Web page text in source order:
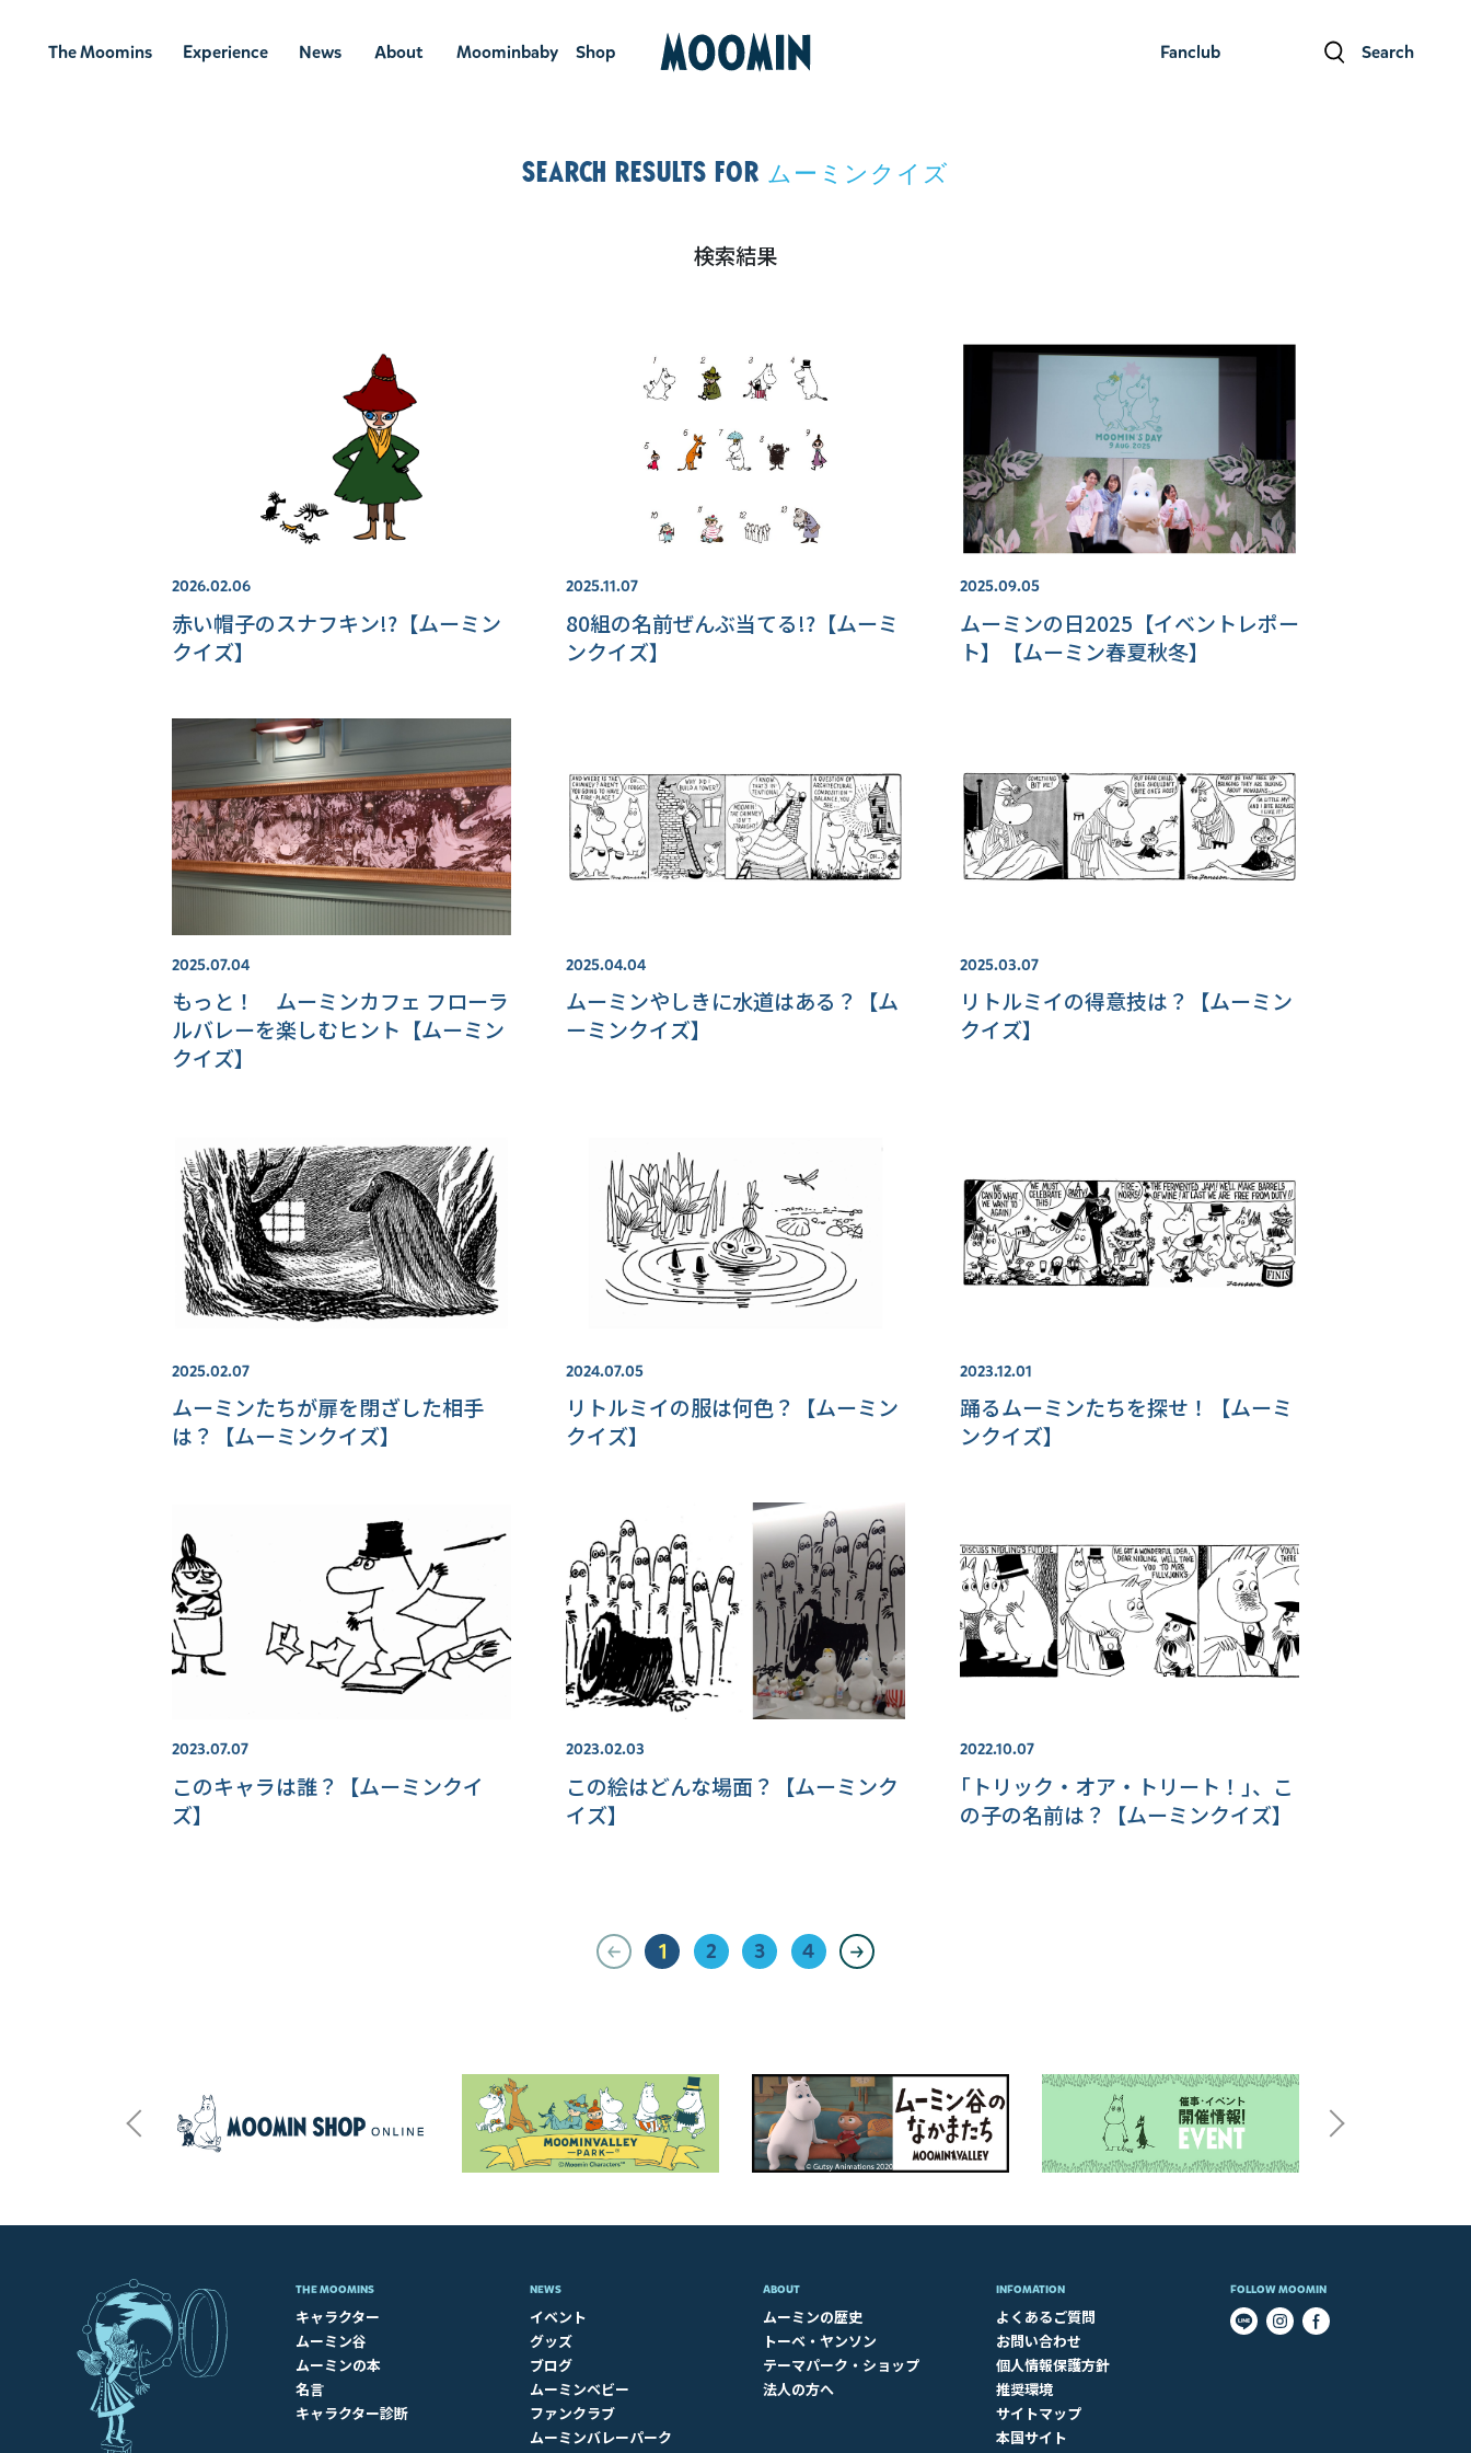
Fanclub Search
The Moomins Experience News About Moominbaby Shop
Search results for ムーミンクイズ
検索結果
2026.02.06
赤い帽子のスナフキン!?【ムーミン
クイズ】
2025.11.07
80組の名前ぜんぶ当てる!?【ムーミ
ンクイズ】
2025.09.05
ムーミンの日2025【イベントレポー
ト】【ムーミン春夏秋冬】
2025.07.04
もっと！ ムーミンカフェ フローラ
ルバレーを楽しむヒント【ムーミン
クイズ】
2025.04.04
ムーミンやしきに水道はある？【ム
ーミンクイズ】
2025.03.07
リトルミイの得意技は？【ムーミン
クイズ】
2025.02.07
ムーミンたちが扉を閉ざした相手
は？【ムーミンクイズ】
2024.07.05
リトルミイの服は何色？【ムーミン
クイズ】
2023.12.01
踊るムーミンたちを探せ！【ムーミ
ンクイズ】
2023.07.07
このキャラは誰？【ムーミンクイ
ズ】
2023.02.03
この絵はどんな場面？【ムーミンク
イズ】
2022.10.07
｢トリック・オア・トリート！｣、こ
の子の名前は？【ムーミンクイズ】
1 2 3 4
THE MOOMINS
キャラクター
ムーミン谷
ムーミンの本
名言
キャラクター診断
NEWS
イベント
グッズ
ブログ
ムーミンベビー
ファンクラブ
ムーミンバレーパーク
ABOUT​
ムーミンの歴史
トーベ・ヤンソン
テーマパーク・ショップ
法人の方へ
INFOMATION
よくあるご質問
お問い合わせ
個人情報保護方針
推奨環境
サイトマップ
本国サイト
FOLLOW MOOMIN